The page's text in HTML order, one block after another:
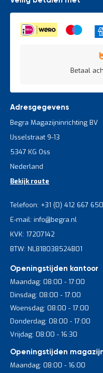
Betaal
Adresgegevens
Begra Magazijninrichting BV
IJsselstraat 9-13
5347 KG Oss
Nederland
Bekijk route
Telefoon: +31 (0) 412 667 650
E-mail: info@begra.nl
KVK: 17207142
BTW: NL818038524B01
Openingstijden kantoor
Maandag: 08:00 - 17:00
Dinsdag: 08:00 - 17:00
Woensdag: 08:00 - 17:00
Donderdag: 08:00 - 17:00
Vrijdag: 08:00 - 16:30
Openingstijden
Maandag: 08:00 - 16:00